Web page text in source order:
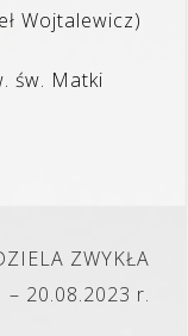
Wojtalewicz)
św. Matki
ZWYKŁA
– 20.08.2023 r.